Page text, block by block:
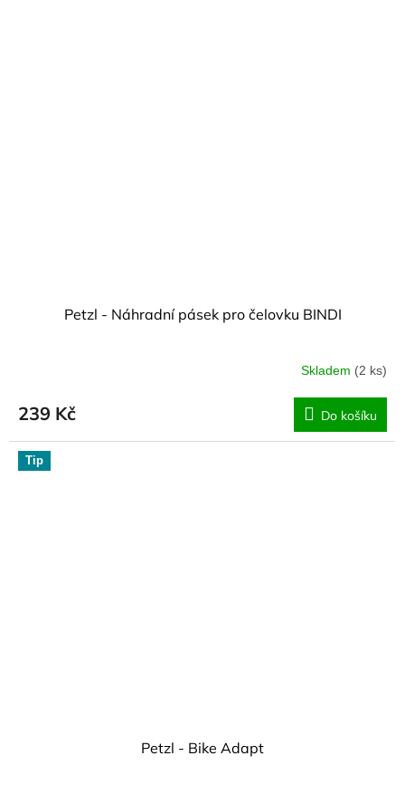
Petzl - Náhradní pásek pro čelovku BINDI
Skladem (2 ks)
239 Kč Do košíku
Tip
Petzl - Bike Adapt